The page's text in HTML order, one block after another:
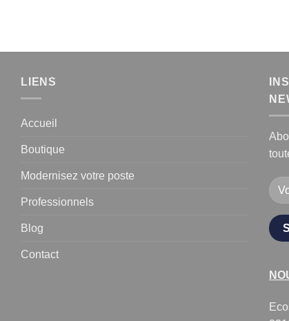
LIENS
Accueil
Boutique
Modernisez votre poste
Professionnels
Blog
Contact